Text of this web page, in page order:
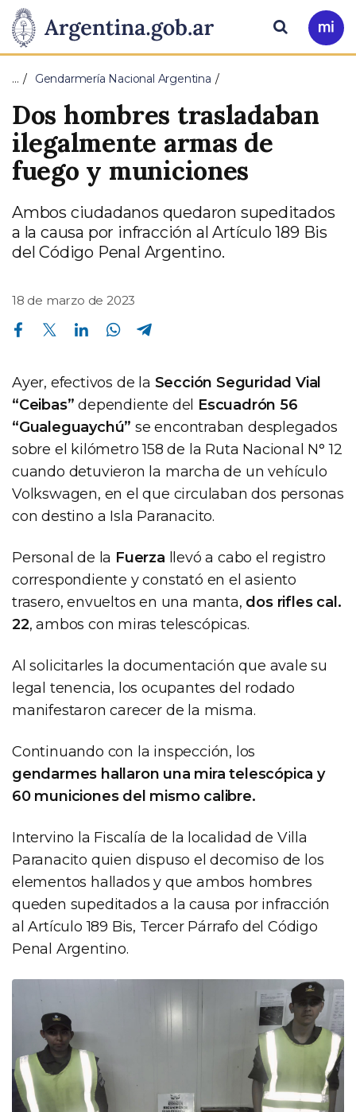
Presidencia
de
la
Nación
Pasar al contenido principal
Ir
a
Buscar
… Gendarmería Nacional Argentina
Dos hombres trasladaban
ilegalmente armas de
fuego y municiones
Ambos ciudadanos quedaron supeditados
a la causa por infracción al Artículo 189 Bis
del Código Penal Argentino.
18 de marzo de 2023
Compartir en Facebook Compartir en Twitter Compartir en Linkedin Compartir en Whatsapp
Ayer, efectivos de la Sección Seguridad Vial
“Ceibas” dependiente del Escuadrón 56
“Gualeguaychú” se encontraban desplegados
sobre el kilómetro 158 de la Ruta Nacional N° 12
cuando detuvieron la marcha de un vehículo
Volkswagen, en el que circulaban dos personas
con destino a Isla Paranacito.
Personal de la Fuerza llevó a cabo el registro
correspondiente y constató en el asiento
trasero, envueltos en una manta, dos rifles cal.
22, ambos con miras telescópicas.
Al solicitarles la documentación que avale su
legal tenencia, los ocupantes del rodado
manifestaron carecer de la misma.
Continuando con la inspección, los
gendarmes hallaron una mira telescópica y
60 municiones del mismo calibre.
Intervino la Fiscalía de la localidad de Villa
Paranacito quien dispuso el decomiso de los
elementos hallados y que ambos hombres
queden supeditados a la causa por infracción
al Artículo 189 Bis, Tercer Párrafo del Código
Penal Argentino.